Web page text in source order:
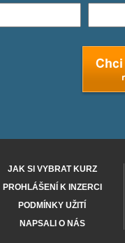
JAK SI VYBRAT KURZ
PROHLÁŠENÍ K INZERCI
PODMÍNKY UŽITÍ
NAPSALI O NÁS